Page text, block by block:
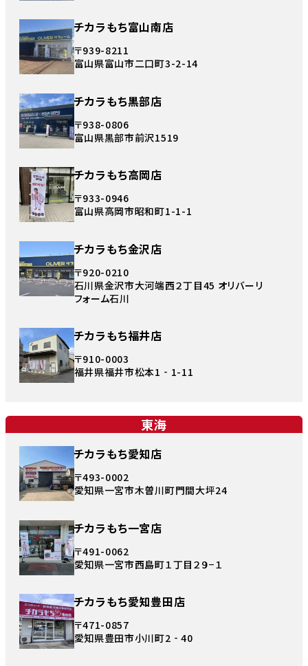
チカラもち富山南店
〒939-8211
富山県富山市二口町3-2-14
チカラもち黒部店
〒938-0806
富山県黒部市前沢1519
チカラもち高岡店
〒933-0946
富山県高岡市昭和町1-1-1
チカラもち金沢店
〒920-0210
石川県金沢市大河端西２丁目45 オリバーリ
フォーム石川
チカラもち福井店
〒910-0003
福井県福井市松本1‐1-11
東海
チカラもち愛知店
〒493-0002
愛知県一宮市木曽川町門間大坪24
チカラもち一宮店
〒491-0062
愛知県一宮市西島町１丁目２９−１
チカラもち愛知豊田店
〒471-0857
愛知県豊田市小川町2‐40